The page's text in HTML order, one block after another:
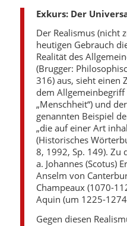
Exkurs: Der
Der Realismus (nicht
heutigen Gebrauch
Realität des
(Brugger:
316) aus, sieht einen
dem Allgemeinbegriff
„Menschheit“) und
genannten Beispiel
„die auf einer Art
(Historisches
8, 1992, Sp. 149). Zu
a. Johannes (Scotus)
Anselm von
Champeaux (1070-
Aquin (um 1225-
Gegen diesen